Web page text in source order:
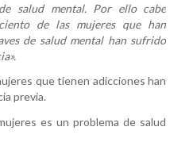
salud mental. Por ello cabe
de las mujeres que han
de salud mental han sufrido
que tienen adicciones han
previa.
es un problema de salud